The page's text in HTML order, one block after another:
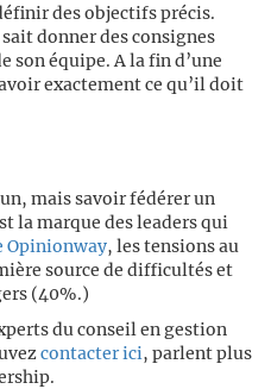
des objectifs précis.
donner des consignes
son équipe. A la fin d’une
exactement ce qu’il doit
mais savoir fédérer un
la marque des leaders qui
Opinionway, les tensions au
source de difficultés et
(40%.)
du conseil en gestion
contacter ici, parlent plus